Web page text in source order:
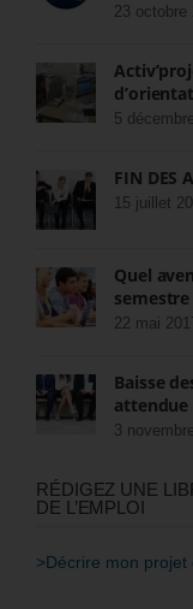
23 octobre
5
FIN DES
15 juillet
Quel
semestre
22 mai
Baisse
attendue
3
RÉDIGEZ UNE
DE L’EMPLOI
>Décrire mon projet